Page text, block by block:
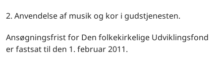
2. Anvendelse af musik og kor i gudstjenesten.
Ansøgningsfrist for Den folkekirkelige Udviklingsfond
er fastsat til den 1. februar 2011.